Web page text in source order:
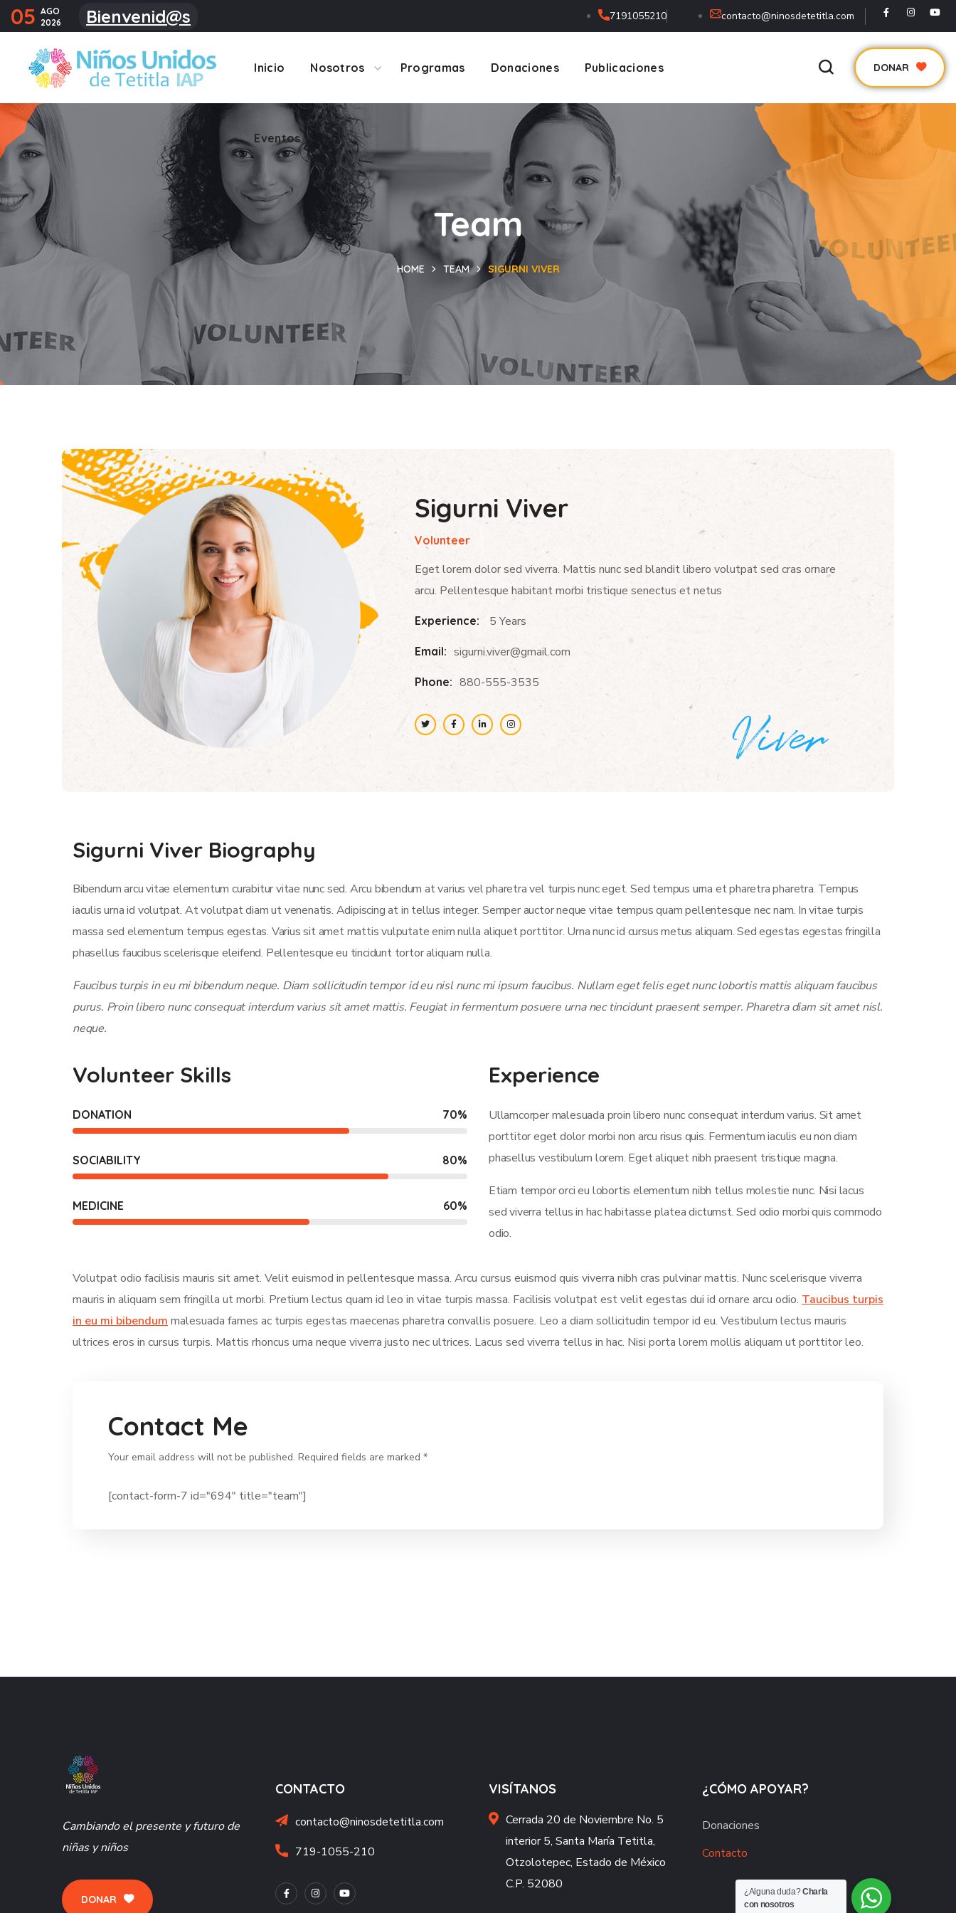
05 AGO
2026
Bienvenid@s 7191055210 contacto@ninosdetetitla.com
Inicio Nosotros Programas Donaciones Publicaciones
Eventos
DONAR
Eventos
Team
HOME TEAM SIGURNI VIVER
Sigurni Viver
Volunteer
Eget lorem dolor sed viverra. Mattis nunc sed blandit libero volutpat sed cras ornare
arcu. Pellentesque habitant morbi tristique senectus et netus
Experience: 5 Years
Email: sigurni.viver@gmail.com
Phone: 880-555-3535
Sigurni Viver Biography
Bibendum arcu vitae elementum curabitur vitae nunc sed. Arcu bibendum at varius vel pharetra vel turpis nunc eget. Sed tempus urna et pharetra pharetra. Tempus
iaculis urna id volutpat. At volutpat diam ut venenatis. Adipiscing at in tellus integer. Semper auctor neque vitae tempus quam pellentesque nec nam. In vitae turpis
massa sed elementum tempus egestas. Varius sit amet mattis vulputate enim nulla aliquet porttitor. Urna nunc id cursus metus aliquam. Sed egestas egestas fringilla
phasellus faucibus scelerisque eleifend. Pellentesque eu tincidunt tortor aliquam nulla.
Faucibus turpis in eu mi bibendum neque. Diam sollicitudin tempor id eu nisl nunc mi ipsum faucibus. Nullam eget felis eget nunc lobortis mattis aliquam faucibus
purus. Proin libero nunc consequat interdum varius sit amet mattis. Feugiat in fermentum posuere urna nec tincidunt praesent semper. Pharetra diam sit amet nisl.
neque.
Volunteer Skills
DONATION 70%
SOCIABILITY 80%
MEDICINE 60%
Experience
Ullamcorper malesuada proin libero nunc consequat interdum varius. Sit amet
porttitor eget dolor morbi non arcu risus quis. Fermentum iaculis eu non diam
phasellus vestibulum lorem. Eget aliquet nibh praesent tristique magna.
Etiam tempor orci eu lobortis elementum nibh tellus molestie nunc. Nisi lacus
sed viverra tellus in hac habitasse platea dictumst. Sed odio morbi quis commodo
odio.
Volutpat odio facilisis mauris sit amet. Velit euismod in pellentesque massa. Arcu cursus euismod quis viverra nibh cras pulvinar mattis. Nunc scelerisque viverra
mauris in aliquam sem fringilla ut morbi. Pretium lectus quam id leo in vitae turpis massa. Facilisis volutpat est velit egestas dui id ornare arcu odio. Taucibus turpis
in eu mi bibendum malesuada fames ac turpis egestas maecenas pharetra convallis posuere. Leo a diam sollicitudin tempor id eu. Vestibulum lectus mauris
ultrices eros in cursus turpis. Mattis rhoncus urna neque viverra justo nec ultrices. Lacus sed viverra tellus in hac. Nisi porta lorem mollis aliquam ut porttitor leo.
Contact Me
Your email address will not be published. Required fields are marked *
[contact-form-7 id="694" title="team"]
Cambiando el presente y futuro de
niñas y niños
DONAR
CONTACTO
contacto@ninosdetetitla.com
719-1055-210
VISÍTANOS
Cerrada 20 de Noviembre No. 5
interior 5, Santa María Tetitla,
Otzolotepec, Estado de México
C.P. 52080
¿CÓMO APOYAR?
Donaciones
Contacto
¿Alguna duda?Charla
con nosotros